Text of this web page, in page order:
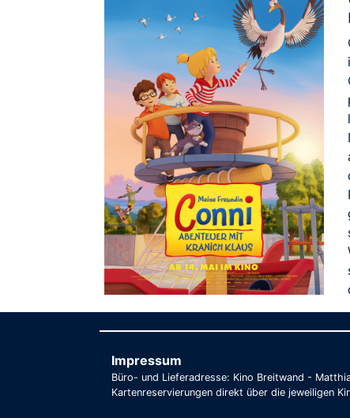
Impressum
Büro- und Lieferadresse: Kino Breitwand -
Kartenreservierungen direkt über die jeweiligen